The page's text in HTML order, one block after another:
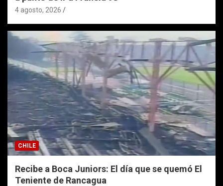
4 agosto, 2026
CHILE
Recibe a Boca Juniors: El día que se quemó El
Teniente de Rancagua